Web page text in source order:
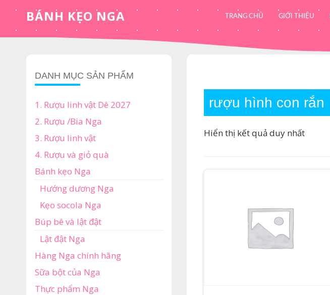
content
BÁNH KẸO NGA TRANG CHỦ GIỚI THIỆU
rượu hình con rắn
Hiển thị kết quả duy nhất
DANH MỤC SẢN PHẨM
1. Rượu linh vật Dê 2027
2. Rượu /Bia Nga
3. Rượu linh vật
4. Rượu và giỏ quà
Bánh kẹo Nga
Hướng dương Nga
Kẹo socola Nga
Búp bê và lật đật
Lật đật Nga
Hàng Nga chính hãng
Sữa bột của Nga
Thực phẩm Nga